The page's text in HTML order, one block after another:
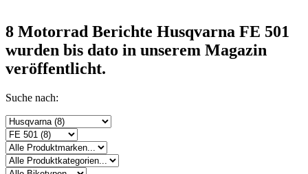
8 Motorrad Berichte Husqvarna FE 501
wurden bis dato in unserem Magazin
veröffentlicht.
Suche nach: